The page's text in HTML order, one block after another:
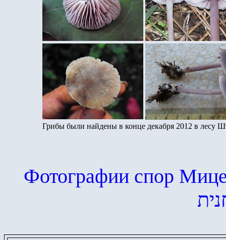
Грибы были найдены в конце декабря 2012 в лесу
Фотографии спор